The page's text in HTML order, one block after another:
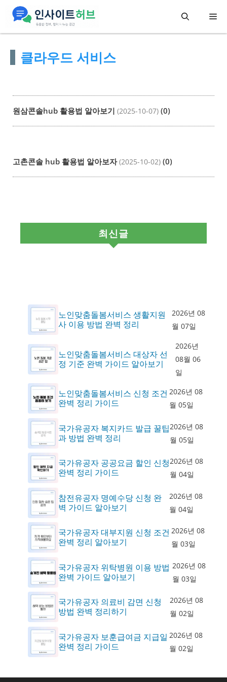
메
클라우드 서비스
원삼콘솔hub 활용법 알아보기 (2025-10-07) (0)
고촌콘솔 hub 활용법 알아보자 (2025-10-02) (0)
최신글
노인맞춤돌봄서비스 생활지원
사 이용 방법 완벽 정리
2026년 08
월 07일
노인맞춤돌봄서비스 대상자 선
정 기준 완벽 가이드 알아보기
2026년
08월 06
일
노인맞춤돌봄서비스 신청 조건
완벽 정리 가이드
2026년 08
월 05일
국가유공자 복지카드 발급 꿀팁
과 방법 완벽 정리
2026년 08
월 05일
국가유공자 공공요금 할인 신청
완벽 정리 가이드
2026년 08
월 04일
참전유공자 명예수당 신청 완
벽 가이드 알아보기
2026년 08
월 04일
국가유공자 대부지원 신청 조건
완벽 정리 알아보기
2026년 08
월 03일
국가유공자 위탁병원 이용 방법
완벽 가이드 알아보기
2026년 08
월 03일
국가유공자 의료비 감면 신청
방법 완벽 정리하기
2026년 08
월 02일
국가유공자 보훈급여금 지급일
완벽 정리 가이드
2026년 08
월 02일